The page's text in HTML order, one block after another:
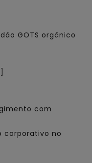
GOTS orgânico
com
corporativo no